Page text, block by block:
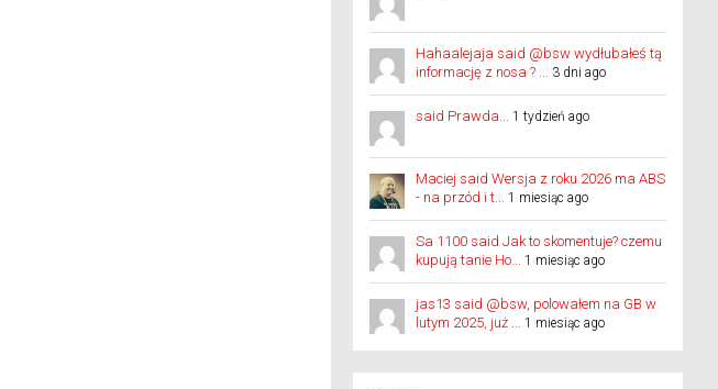
Hahaalejaja said @bsw wydłubałeś tą
informację z nosa ? ... 3 dni ago
said Prawda... 1 tydzień ago
Maciej said Wersja z roku 2026 ma ABS
- na przód i t... 1 miesiąc ago
Sa 1100 said Jak to skomentuje? czemu
kupują tanie Ho... 1 miesiąc ago
jas13 said @bsw, polowałem na GB w
lutym 2025, już ... 1 miesiąc ago